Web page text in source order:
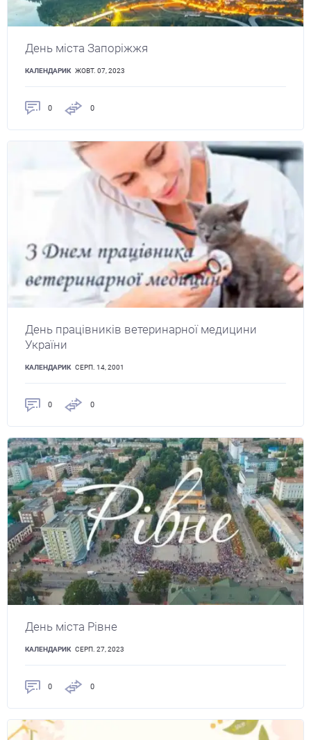
День міста Запоріжжя
КАЛЕНДАРИК ЖОВТ. 07, 2023
0 0
День працівників ветеринарної медицини
України
КАЛЕНДАРИК СЕРП. 14, 2001
0 0
День міста Рівне
КАЛЕНДАРИК СЕРП. 27, 2023
0 0